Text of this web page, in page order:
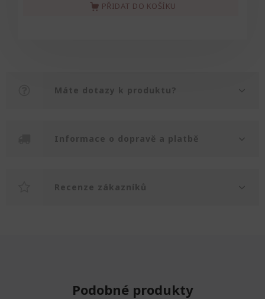
PŘIDAT DO KOŠÍKU
Máte dotazy k produktu?
Informace o dopravě a platbě
Recenze zákazníků
Podobné produkty